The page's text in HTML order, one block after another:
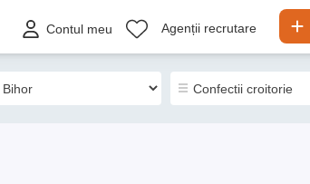
Contul meu Agenții recrutare